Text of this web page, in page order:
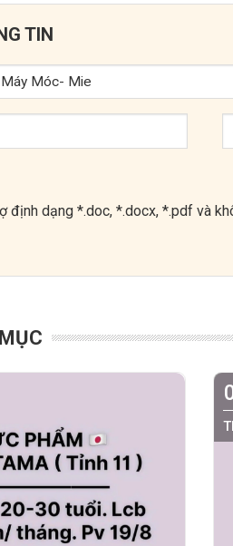
TIN
định dạng *.doc, *.docx, *.pdf và